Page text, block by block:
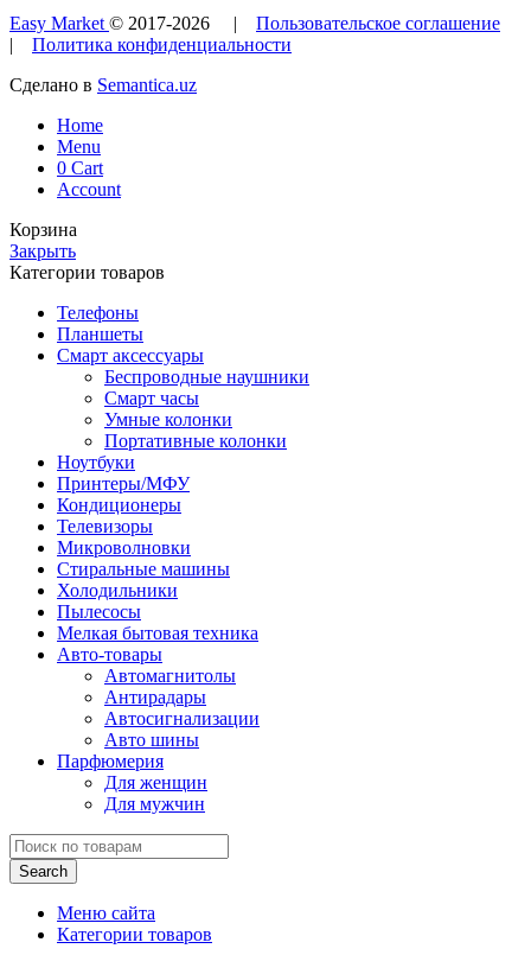
Easy Market © 2017-2026 | Пользовательское соглашение
| Политика конфиденциальности
Сделано в Semantica.uz
Home
Menu
0 Cart
Account
Корзина
Закрыть
Категории товаров
Телефоны
Планшеты
Смарт аксессуары
Беспроводные наушники
Смарт часы
Умные колонки
Портативные колонки
Ноутбуки
Принтеры/МФУ
Кондиционеры
Телевизоры
Микроволновки
Стиральные машины
Холодильники
Пылесосы
Мелкая бытовая техника
Авто-товары
Автомагнитолы
Антирадары
Автосигнализации
Авто шины
Парфюмерия
Для женщин
Для мужчин
Search
Меню сайта
Категории товаров